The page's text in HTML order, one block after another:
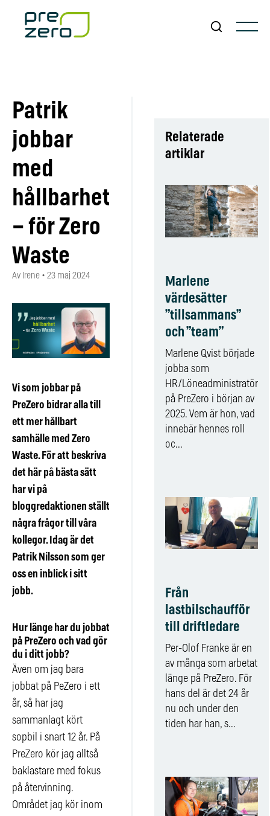
Patrik
jobbar
med
hållbarhet
– för Zero
Waste
Av Irene • 23 maj 2024
Vi som jobbar på
PreZero bidrar alla till
ett mer hållbart
samhälle med Zero
Waste. För att beskriva
det här på bästa sätt
har vi på
bloggredaktionen ställt
några frågor till våra
kollegor. Idag är det
Patrik Nilsson som ger
oss en inblick i sitt
jobb.
Hur länge har du jobbat
på PreZero och vad gör
du i ditt jobb?
Även om jag bara
jobbat på PeZero i ett
år, så har jag
sammanlagt kört
sopbil i snart 12 år. På
PreZero kör jag alltså
baklastare med fokus
på återvinning.
Området jag kör inom
Relaterade
artiklar
Marlene
värdesätter
”tillsammans”
och ”team”
Marlene Qvist började
jobba som
HR/Löneadministratör
på PreZero i början av
2025. Vem är hon, vad
innebär hennes roll
oc...
Från
lastbilschaufför
till driftledare
Per-Olof Franke är en
av många som arbetat
länge på PreZero. För
hans del är det 24 år
nu och under den
tiden har han, s...